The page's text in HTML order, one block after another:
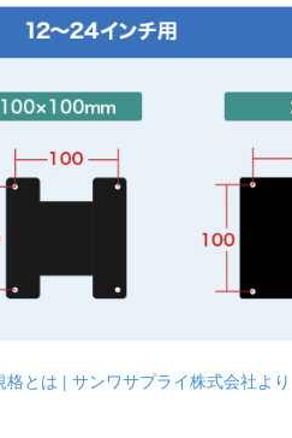
格とは | サンワサプライ株式会社より